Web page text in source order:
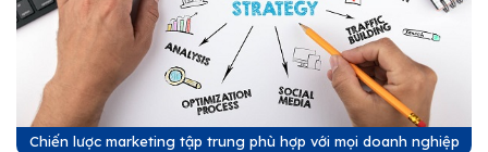
Chiến lược marketing tập trung phù hợp với mọi doanh nghiệp